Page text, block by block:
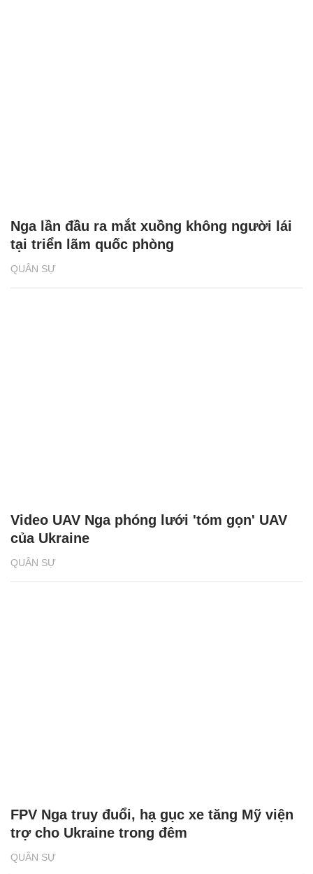
QUÂN SỰ
Nga lần đầu ra mắt xuồng không người lái
tại triển lãm quốc phòng
QUÂN SỰ
Video UAV Nga phóng lưới 'tóm gọn' UAV
của Ukraine
QUÂN SỰ
FPV Nga truy đuổi, hạ gục xe tăng Mỹ viện
trợ cho Ukraine trong đêm